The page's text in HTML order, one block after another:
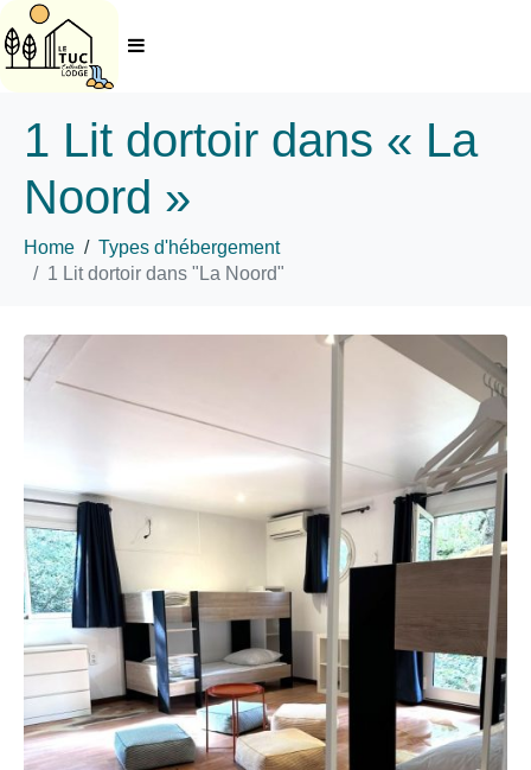
1 Lit dortoir dans « La
Noord »
Home
Types d'hébergement
1 Lit dortoir dans "La Noord"